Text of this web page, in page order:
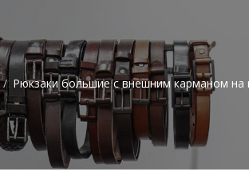
Рюкзаки большие с внешним карманом на